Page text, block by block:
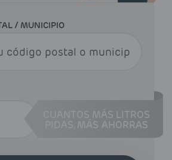
/ MUNICIPIO
CUANTOS MÁS LITROS
MÁS AHORRAS